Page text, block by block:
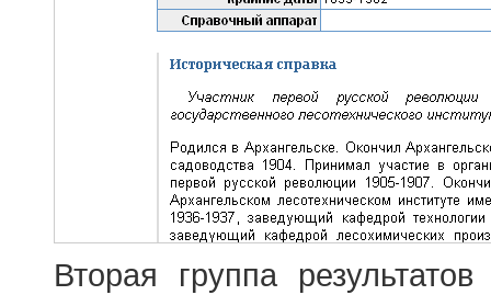
Вторая группа